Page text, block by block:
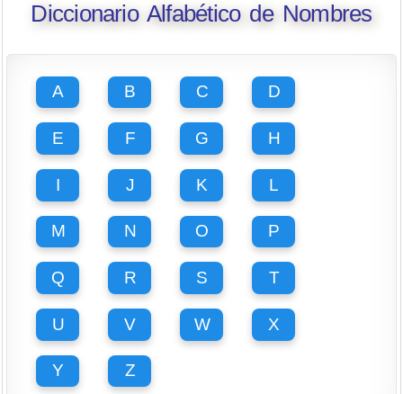
Diccionario Alfabético de Nombres
A B C D
E F G H
I J K L
M N O P
Q R S T
U V W X
Y Z